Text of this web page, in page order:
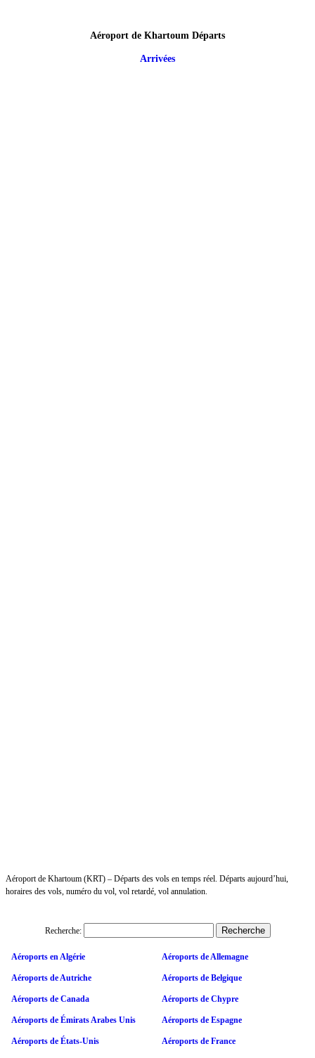
Aéroport de Khartoum Départs
Arrivées
Aéroport de Khartoum (KRT) – Départs des vols en temps réel. Départs aujourd’hui,
horaires des vols, numéro du vol, vol retardé, vol annulation.
Recherche:
Aéroports en Algérie Aéroports de Allemagne
Aéroports de Autriche Aéroports de Belgique
Aéroports de Canada Aéroports de Chypre
Aéroports de Émirats Arabes Unis Aéroports de Espagne
Aéroports de États-Unis Aéroports de France